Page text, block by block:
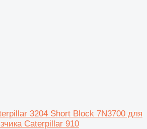
3204 Short Block 7N3700 для
Caterpillar 910